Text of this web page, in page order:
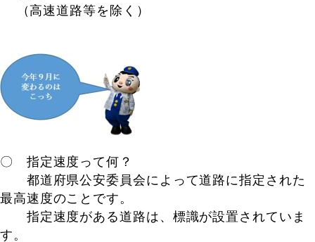
（高速道路等を除く）
〇 指定速度って何？
都道府県公安委員会によって道路に指定された
最高速度のことです。
指定速度がある道路は、標識が設置されていま
す。